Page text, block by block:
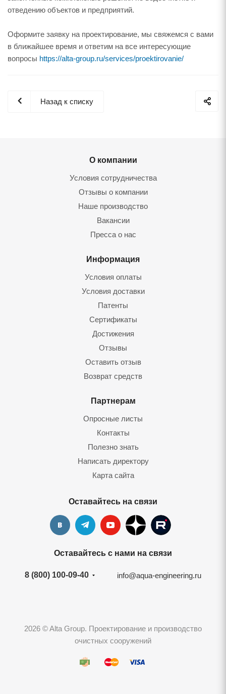
отведению объектов и предприятий.
Оформите заявку на проектирование, мы свяжемся с вами
в ближайшее время и ответим на все интересующие
вопросы https://alta-group.ru/services/proektirovanie/
Назад к списку
О компании
Условия сотрудничества
Отзывы о компании
Наше производство
Вакансии
Пресса о нас
Информация
Условия оплаты
Условия доставки
Патенты
Сертификаты
Достижения
Отзывы
Оставить отзыв
Возврат средств
Партнерам
Опросные листы
Контакты
Полезно знать
Написать директору
Карта сайта
Оставайтесь на связи
Оставайтесь с нами на связи
8 (800) 100-09-40 info@aqua-engineering.ru
2026 © Alta Group. Проектирование и производство
очистных сооружений